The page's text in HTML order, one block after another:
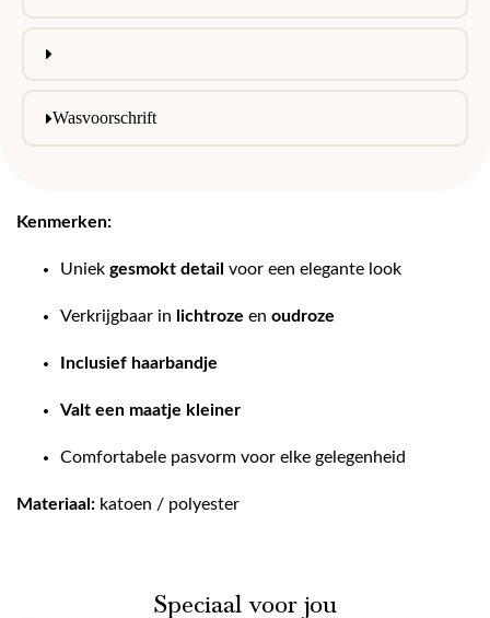
Wasvoorschrift
Kenmerken:
Uniek gesmokt detail voor een elegante look
Verkrijgbaar in lichtroze en oudroze
Inclusief haarbandje
Valt een maatje kleiner
Comfortabele pasvorm voor elke gelegenheid
Materiaal: katoen / polyester
Speciaal voor jou